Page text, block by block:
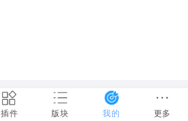
插件 版块 我的 更多